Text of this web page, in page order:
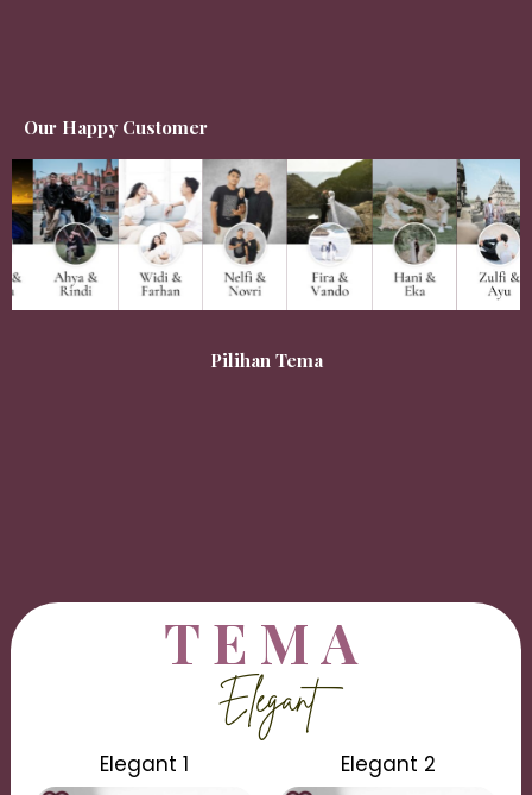
Our Happy Customer
Pilihan Tema
TEMA
Elegant
Elegant 1 Elegant 2